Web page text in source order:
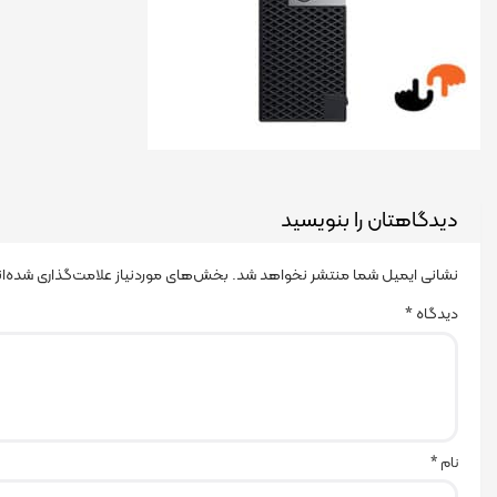
دیدگاهتان را بنویسید
نشانی ایمیل شما منتشر نخواهد شد. بخش‌های موردنیاز علامت‌گذاری
دیدگاه*
نام *